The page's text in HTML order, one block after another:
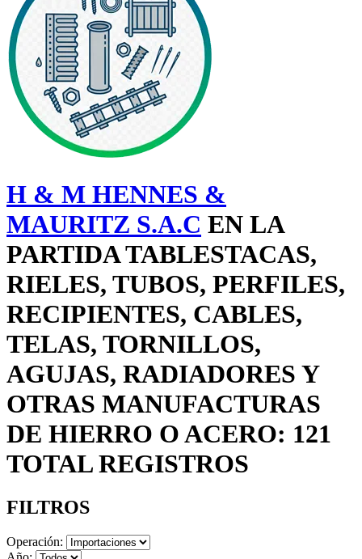
H & M HENNES &
MAURITZ S.A.C EN LA
PARTIDA TABLESTACAS,
RIELES, TUBOS, PERFILES,
RECIPIENTES, CABLES,
TELAS, TORNILLOS,
AGUJAS, RADIADORES Y
OTRAS MANUFACTURAS
DE HIERRO O ACERO: 121
TOTAL REGISTROS
FILTROS
Operación: